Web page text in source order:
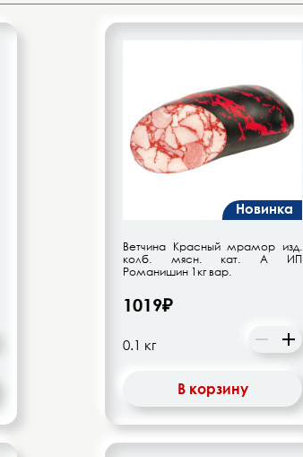
Новинка
Ветчина Красный мрамор изд.
колб. мясн. кат. А ИП
Романишин 1кг вар.
1019₽
В корзину